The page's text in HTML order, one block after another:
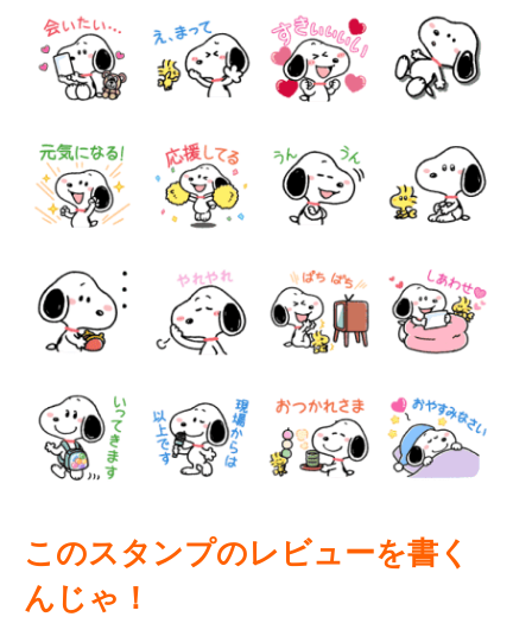
このスタンプのレビューを書く
んじゃ！